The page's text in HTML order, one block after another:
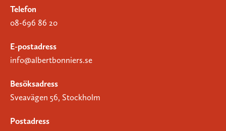
Telefon
08-696 86 20
E-postadress
info@albertbonniers.se
Besöksadress
Sveavägen 56, Stockholm
Postadress